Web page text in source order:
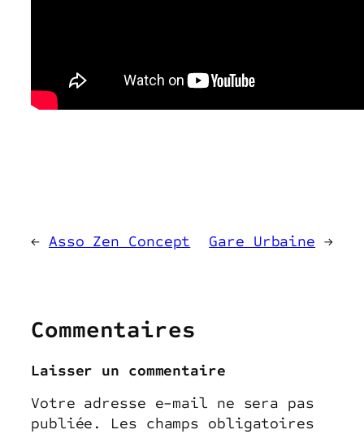
← Asso Zen Concept Gare Urbaine →
Commentaires
Laisser un commentaire
Votre adresse e-mail ne sera pas
publiée.
Les champs obligatoires